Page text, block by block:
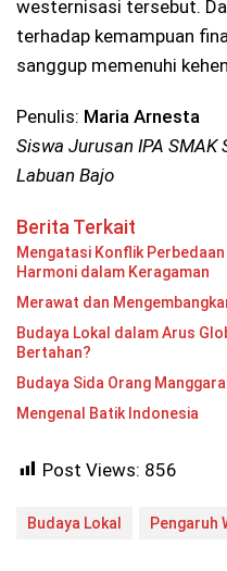
westernisasi tersebut.
terhadap kemampuan
sanggup memenuhi
Penulis: Maria Arnesta
Siswa Jurusan IPA SMAK
Labuan Bajo
Berita Terkait
Mengatasi Konflik
Harmoni dalam Keragaman
Merawat dan
Budaya Lokal dalam Arus
Bertahan?
Budaya Sida Orang
Mengenal Batik Indonesia
Post Views: 856
Budaya Lokal Pengaruh